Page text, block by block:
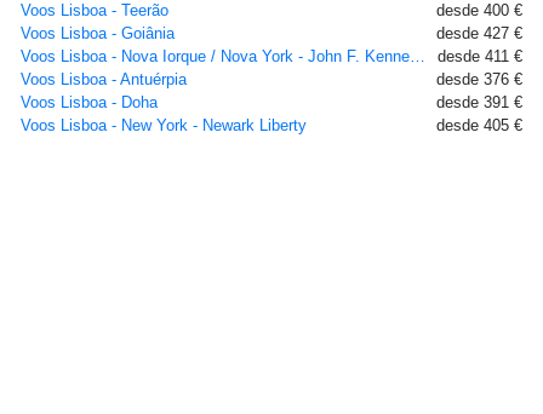
Voos Lisboa - Teerão
desde 400 €
Voos Lisboa - Goiânia
desde 427 €
Voos Lisboa - Nova Iorque / Nova York - John F. Kennedy
desde 411 €
Voos Lisboa - Antuérpia
desde 376 €
Voos Lisboa - Doha
desde 391 €
Voos Lisboa - New York - Newark Liberty
desde 405 €